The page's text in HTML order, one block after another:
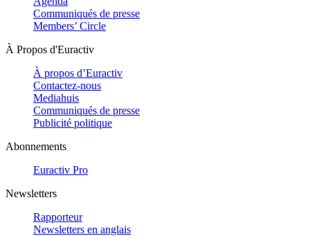
Communiqués de presse
Members’ Circle
À Propos d'Euractiv
À propos d’Euractiv
Contactez-nous
Mediahuis
Communiqués de presse
Publicité politique
Abonnements
Euractiv Pro
Newsletters
Rapporteur
Newsletters en anglais